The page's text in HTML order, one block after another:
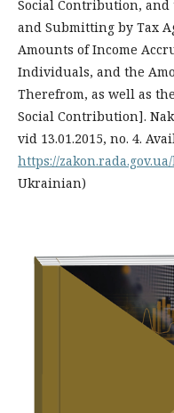
Social Contribution,
and Submitting by Tax
Amounts of Income
Individuals, and the
Therefrom, as well as
Social Contribution].
vid 13.01.2015, no. 4.
https://
Ukrainian)